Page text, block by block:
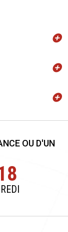
OU D'UN